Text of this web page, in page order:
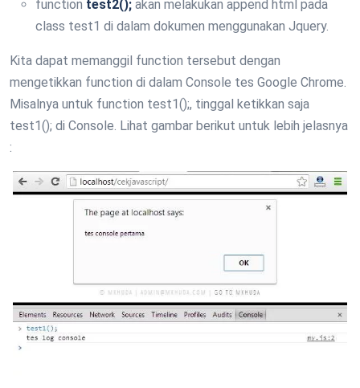
function test2(); akan melakukan append html pada
class test1 di dalam dokumen menggunakan Jquery.
Kita dapat memanggil function tersebut dengan
mengetikkan function di dalam Console tes Google Chrome.
Misalnya untuk function test1();, tinggal ketikkan saja
test1(); di Console. Lihat gambar berikut untuk lebih jelasnya
: